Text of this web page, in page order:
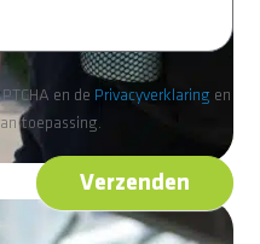
en de Privacyverklaring en
toepassing.
Verzenden